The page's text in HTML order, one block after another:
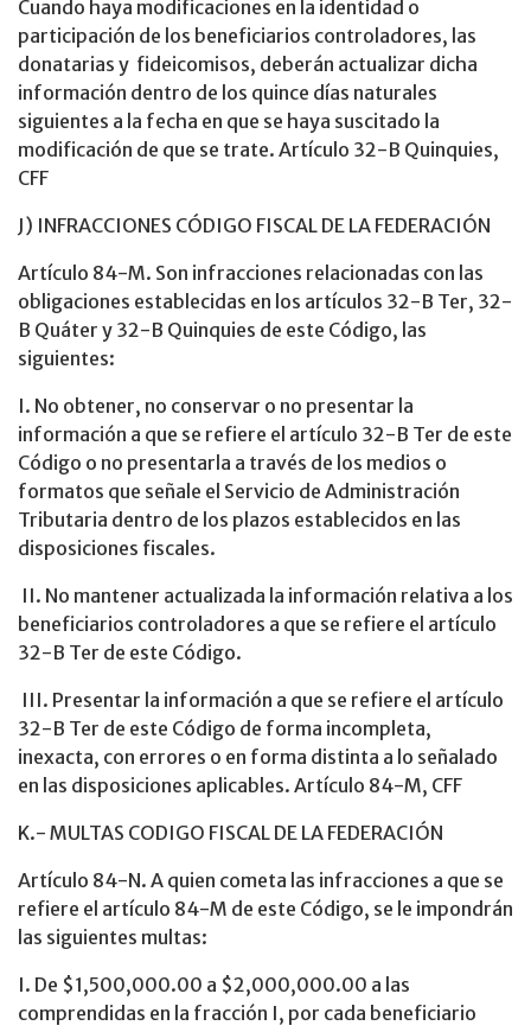
Cuando haya modificaciones en la identidad o
participación de los beneficiarios controladores, las
donatarias y fideicomisos, deberán actualizar dicha
información dentro de los quince días naturales
siguientes a la fecha en que se haya suscitado la
modificación de que se trate. Artículo 32-B Quinquies,
CFF
J) INFRACCIONES CÓDIGO FISCAL DE LA FEDERACIÓN
Artículo 84-M. Son infracciones relacionadas con las
obligaciones establecidas en los artículos 32-B Ter, 32-
B Quáter y 32-B Quinquies de este Código, las
siguientes:
I. No obtener, no conservar o no presentar la
información a que se refiere el artículo 32-B Ter de este
Código o no presentarla a través de los medios o
formatos que señale el Servicio de Administración
Tributaria dentro de los plazos establecidos en las
disposiciones fiscales.
II. No mantener actualizada la información relativa a los
beneficiarios controladores a que se refiere el artículo
32-B Ter de este Código.
III. Presentar la información a que se refiere el artículo
32-B Ter de este Código de forma incompleta,
inexacta, con errores o en forma distinta a lo señalado
en las disposiciones aplicables. Artículo 84-M, CFF
K.- MULTAS CODIGO FISCAL DE LA FEDERACIÓN
Artículo 84-N. A quien cometa las infracciones a que se
refiere el artículo 84-M de este Código, se le impondrán
las siguientes multas:
I. De $1,500,000.00 a $2,000,000.00 a las
comprendidas en la fracción I, por cada beneficiario